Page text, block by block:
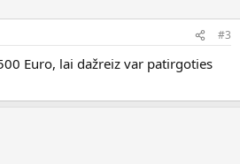
#3
Euro, lai dažreiz var patirgoties